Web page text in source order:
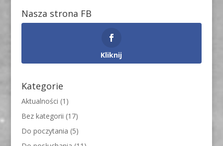
Nasza strona FB
Kliknij
Kategorie
Aktualności (1)
Bez kategorii (17)
Do poczytania (5)